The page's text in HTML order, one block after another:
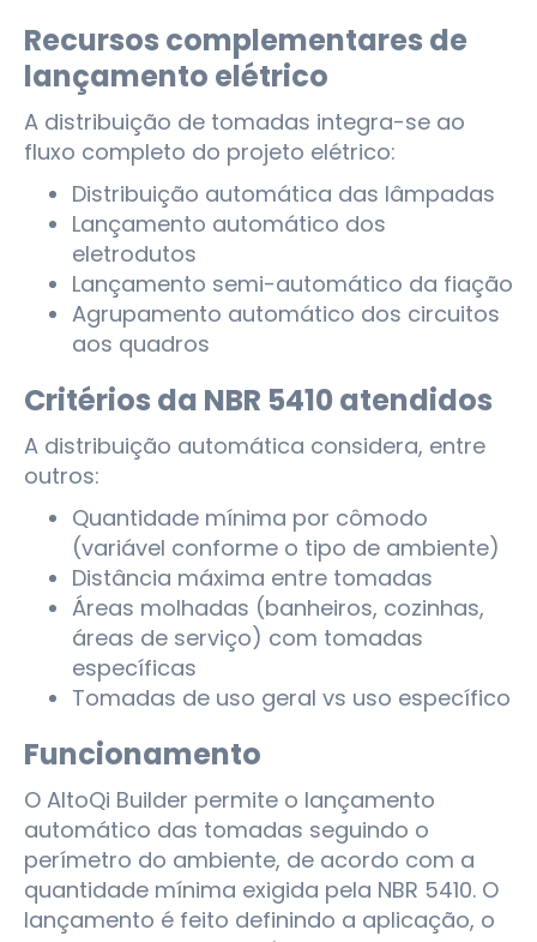
Recursos complementares de
lançamento elétrico
A distribuição de tomadas integra-se ao
fluxo completo do projeto elétrico:
Distribuição automática das lâmpadas
Lançamento automático dos
eletrodutos
Lançamento semi-automático da fiação
Agrupamento automático dos circuitos
aos quadros
Critérios da NBR 5410 atendidos
A distribuição automática considera, entre
outros:
Quantidade mínima por cômodo
(variável conforme o tipo de ambiente)
Distância máxima entre tomadas
Áreas molhadas (banheiros, cozinhas,
áreas de serviço) com tomadas
específicas
Tomadas de uso geral vs uso específico
Funcionamento
O AltoQi Builder permite o lançamento
automático das tomadas seguindo o
perímetro do ambiente, de acordo com a
quantidade mínima exigida pela NBR 5410. O
lançamento é feito definindo a aplicação, o